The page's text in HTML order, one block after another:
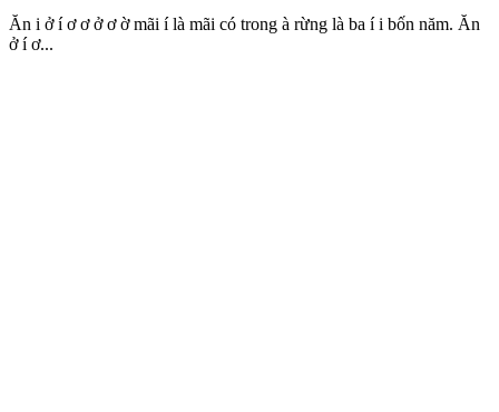
Ăn i ở í ơ ơ ở ơ ờ mãi í là mãi có trong à rừng là ba í i bốn năm. Ăn
ở í ơ...